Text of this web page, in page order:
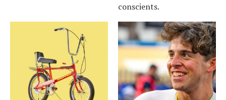
conscients.